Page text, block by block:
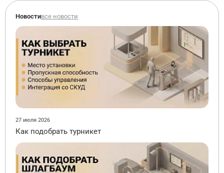
Новостивсе новости
27 июля 2026
Как подобрать турникет